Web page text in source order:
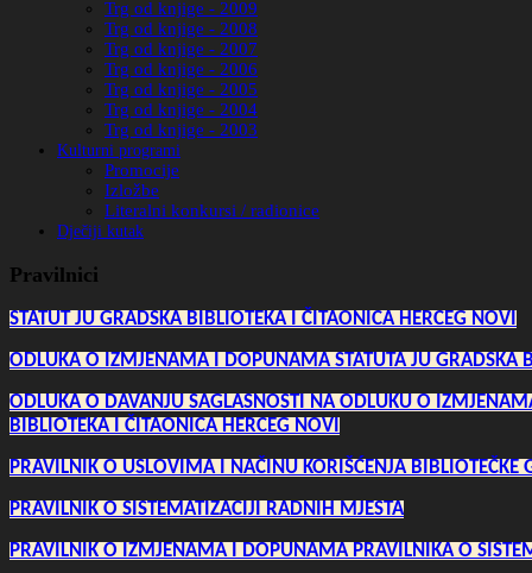
Trg od knjige - 2009
Trg od knjige - 2008
Trg od knjige - 2007
Trg od knjige - 2006
Trg od knjige - 2005
Trg od knjige - 2004
Trg od knjige - 2003
Kulturni programi
Promocije
Izložbe
Literalni konkursi / radionice
Dječiji kutak
Pravilnici
STATUT JU GRADSKA BIBLIOTEKA I ČITAONICA HERCEG NOVI
ODLUKA O IZMJENAMA I DOPUNAMA STATUTA JU GRADSKA
ODLUKA O DAVANJU SAGLASNOSTI NA ODLUKU O
BIBLIOTEKA I ČITAONICA HERCEG NOVI
PRAVILNIK O USLOVIMA I NAČINU KORIŠĆENJA BIBLIOTEČKE
PRAVILNIK O SISTEMATIZACIJI RADNIH MJESTA
PRAVILNIK O IZMJENAMA I DOPUNAMA PRAVILNIKA O